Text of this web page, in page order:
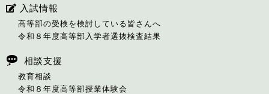
入試情報
高等部の受検を検討している皆さんへ
令和８年度高等部入学者選抜検査結果
相談支援
教育相談
令和８年度高等部授業体験会